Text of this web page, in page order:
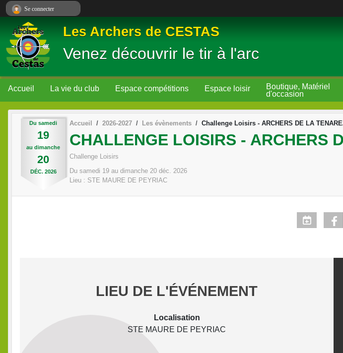
Les Archers de CESTAS
Venez découvrir le tir à l'arc
Accueil La vie du club Espace compétitions Espace loisir
Boutique, Matériel
d'occasion
Du samedi
19
au dimanche
20
DÉC. 2026
Accueil 2026-2027 Les évènements Challenge Loisirs - ARCHERS DE LA
CHALLENGE LOISIRS - ARCHERS
Challenge Loisirs
Du samedi 19 au dimanche 20 déc.
2026
Lieu : STE MAURE DE PEYRIAC
LIEU DE L'ÉVÉNEMENT
Localisation
STE MAURE DE PEYRIAC
Se connecter
Panneau de gestion des cookies